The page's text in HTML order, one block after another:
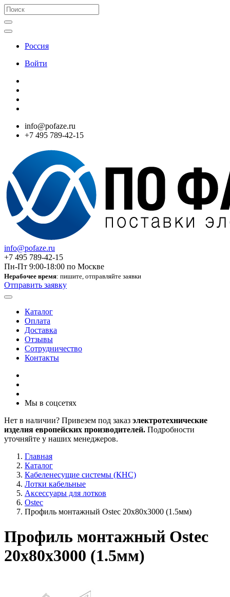
Россия
Войти
info@pofaze.ru
+7 495 789-42-15
info@pofaze.ru
+7 495 789-42-15
Пн-Пт 9:00-18:00 по Москве
Нерабочее время: пишите, отправляйте заявки
Отправить заявку
Каталог
Оплата
Доставка
Отзывы
Сотрудничество
Контакты
Мы в соцсетях
Нет в наличии? Привезем под заказ электротехнические
изделия европейских производителей. Подробности
уточняйте у наших менеджеров.
Главная
Каталог
Кабеленесущие системы (КНС)
Лотки кабельные
Аксессуары для лотков
Ostec
Профиль монтажный Ostec 20х80х3000 (1.5мм)
Профиль монтажный Ostec
20х80х3000 (1.5мм)